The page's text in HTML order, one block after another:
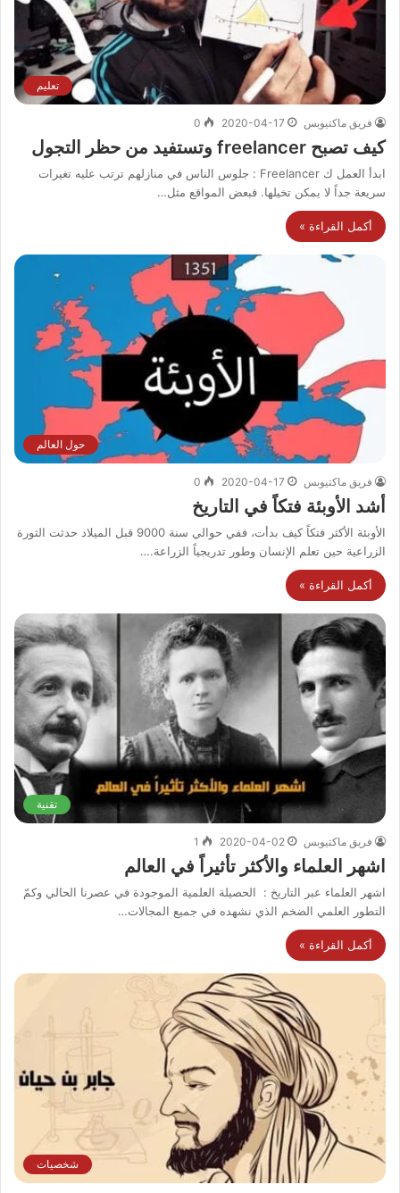
تعليم
فريق ماكتيوبس 2020-04-17
0
كيف تصبح freelancer وتستفيد من حظر التجول
ابدأ العمل ك Freelancer : جلوس الناس في منازلهم ترتب عليه تغيرات
سريعة جداً لا يمكن تخيلها. فبعض المواقع مثل…
أكمل القراءة »
حول العالم
فريق ماكتيوبس 2020-04-17
0
أشد الأوبئة فتكاً في التاريخ
الأوبئة الأكثر فتكاً كيف بدأت، ففي حوالي سنة 9000 قبل الميلاد حدثت الثورة
الزراعية حين تعلم الإنسان وطور تدريجياً الزراعة.…
أكمل القراءة »
تقنية
فريق ماكتيوبس 2020-04-02
1
اشهر العلماء والأكثر تأثيراً في العالم
اشهر العلماء عبر التاريخ : الحصيلة العلمية الموجودة في عصرنا الحالي وكمّ
التطور العلمي الضخم الذي نشهده في جميع المجالات…
أكمل القراءة »
شخصيات